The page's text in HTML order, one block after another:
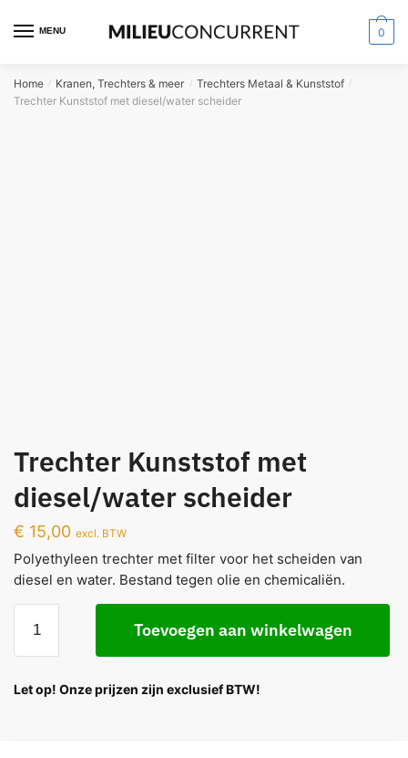
MENU 0
Home / Kranen, Trechters & meer / Trechters Metaal & Kunststof /
Trechter Kunststof met diesel/water scheider
Trechter Kunststof met
diesel/water scheider
€ 15,00 excl. BTW
Polyethyleen trechter met filter voor het scheiden van
diesel en water. Bestand tegen olie en chemicaliën.
Toevoegen aan winkelwagen
Let op! Onze prijzen zijn exclusief BTW!